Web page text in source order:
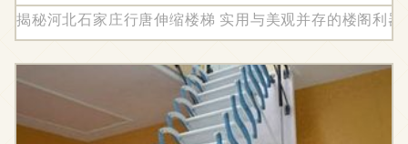
揭秘河北石家庄行唐伸缩楼梯 实用与美观并存的楼阁利器